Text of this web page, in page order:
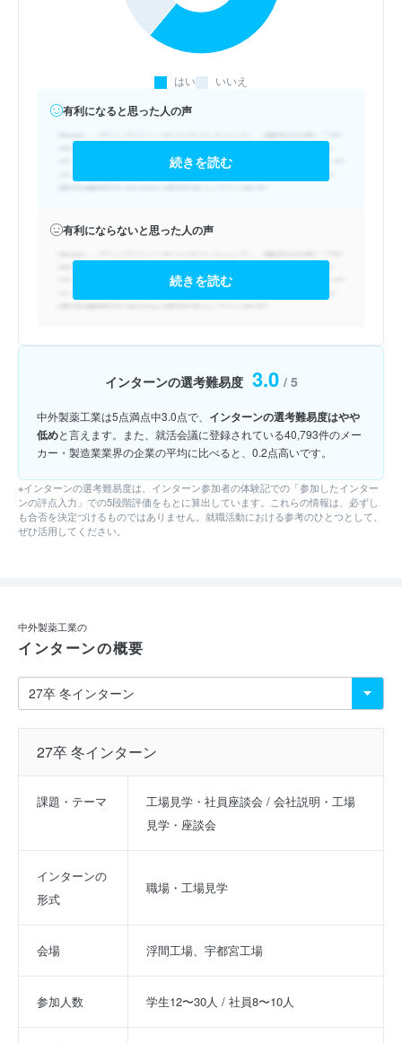
はい いいえ
有利になると思った人の声
続きを読む
有利にならないと思った人の声
続きを読む
インターンの選考難易度 3.0 / 5
中外製薬工業は5点満点中3.0点で、 インターンの選考難易度はやや
低めと言えます。また、就活会議に登録されている40,793件のメー
カー・製造業業界の企業の平均に比べると、0.2点高いです。
※インターンの選考難易度は、インターン参加者の体験記での「参加したインター
ンの評点入力」での5段階評価をもとに算出しています。これらの情報は、必ずし
も合否を決定づけるものではありません。就職活動における参考のひとつとして、
ぜひ活用してください。
中外製薬工業の
インターンの概要
27卒 冬インターン
課題・テーマ
工場見学・社員座談会 / 会社説明・工場
見学・座談会
インターンの
形式
職場・工場見学
会場 浮間工場、宇都宮工場
参加人数 学生12〜30人 / 社員8〜10人